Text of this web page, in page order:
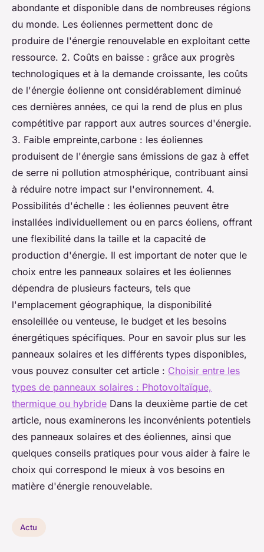
abondante et disponible dans de nombreuses régions
du monde. Les éoliennes permettent donc de
produire de l'énergie renouvelable en exploitant cette
ressource. 2. Coûts en baisse : grâce aux progrès
technologiques et à la demande croissante, les coûts
de l'énergie éolienne ont considérablement diminué
ces dernières années, ce qui la rend de plus en plus
compétitive par rapport aux autres sources d'énergie.
3. Faible empreinte,carbone : les éoliennes
produisent de l'énergie sans émissions de gaz à effet
de serre ni pollution atmosphérique, contribuant ainsi
à réduire notre impact sur l'environnement. 4.
Possibilités d'échelle : les éoliennes peuvent être
installées individuellement ou en parcs éoliens, offrant
une flexibilité dans la taille et la capacité de
production d'énergie. Il est important de noter que le
choix entre les panneaux solaires et les éoliennes
dépendra de plusieurs facteurs, tels que
l'emplacement géographique, la disponibilité
ensoleillée ou venteuse, le budget et les besoins
énergétiques spécifiques. Pour en savoir plus sur les
panneaux solaires et les différents types disponibles,
vous pouvez consulter cet article : Choisir entre les
types de panneaux solaires : Photovoltaïque,
thermique ou hybride Dans la deuxième partie de cet
article, nous examinerons les inconvénients potentiels
des panneaux solaires et des éoliennes, ainsi que
quelques conseils pratiques pour vous aider à faire le
choix qui correspond le mieux à vos besoins en
matière d'énergie renouvelable.
Actu